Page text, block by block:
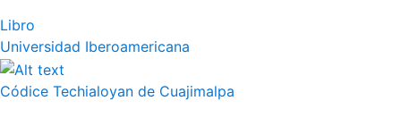
Libro
Universidad Iberoamericana
Códice Techialoyan de Cuajimalpa